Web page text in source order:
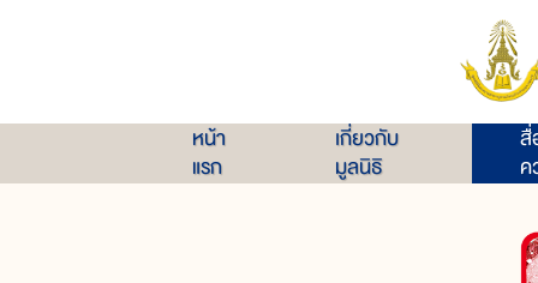
หน้า
แรก
เกี่ยวกับ
มูลนิธิ
สื่
ค